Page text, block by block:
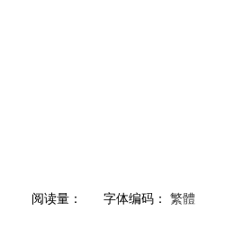
阅读量： 字体编码： 繁體